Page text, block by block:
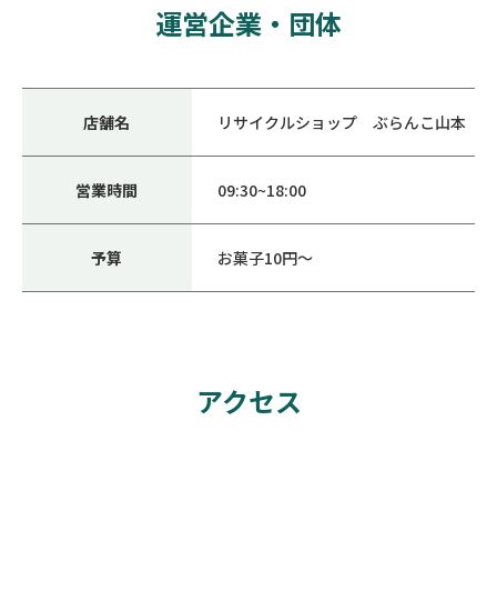
運営企業・団体
店舗名 リサイクルショップ ぶらんこ山本
営業時間 09:30~18:00
予算 お菓子10円～
アクセス